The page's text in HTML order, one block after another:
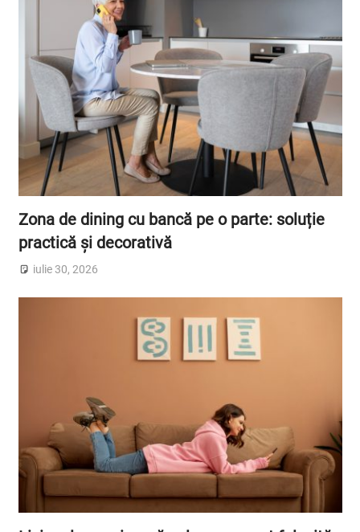
Zona de dining cu bancă pe o parte: soluție
practică și decorativă
iulie 30, 2026